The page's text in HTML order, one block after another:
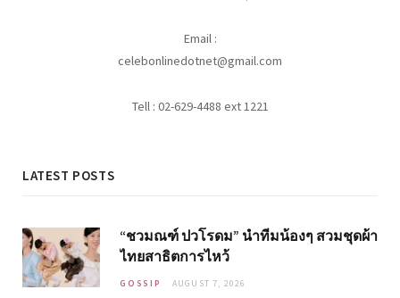
Email :
celebonlinedotnet@gmail.com
Tell : 02-629-4488 ext 1221
LATEST POSTS
“ชวมณฑ์ ปวโรดม” นำทีมน้องๆ สวมชุดผ้า
ไทยสาธิตการไหว้
GOSSIP AUGUST 7, 2026